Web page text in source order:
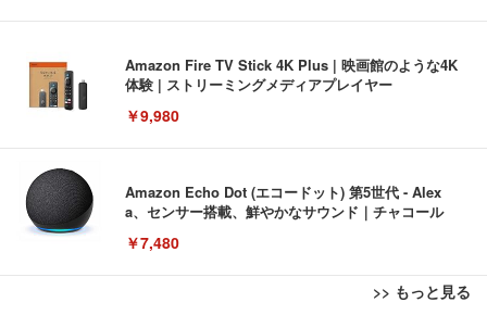
Amazon Fire TV Stick 4K Plus | 映画館のような4K
体験 | ストリーミングメディアプレイヤー
￥9,980
Amazon Echo Dot (エコードット) 第5世代 - Alex
a、センサー搭載、鮮やかなサウンド｜チャコール
￥7,480
>> もっと見る